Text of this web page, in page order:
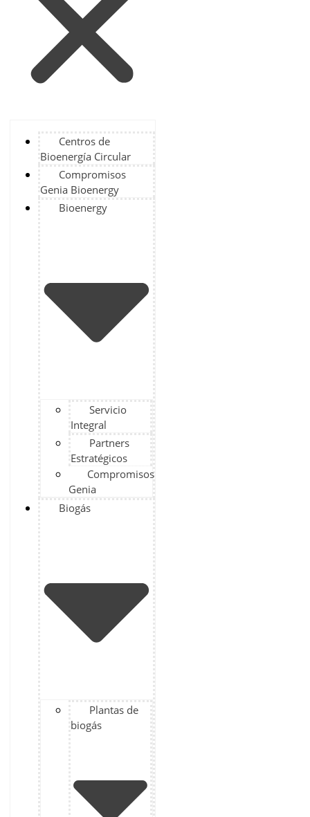
Centros de
Bioenergía Circular
Compromisos
Genia Bioenergy
Bioenergy
Servicio
Integral
Partners
Estratégicos
Compromisos
Genia
Biogás
Plantas de
biogás